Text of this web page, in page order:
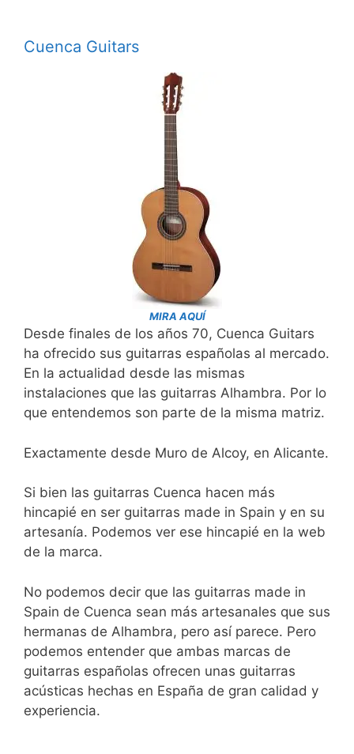
Cuenca Guitars
MIRA AQUÍ
Desde finales de los años 70, Cuenca Guitars
ha ofrecido sus guitarras españolas al mercado.
En la actualidad desde las mismas
instalaciones que las guitarras Alhambra. Por lo
que entendemos son parte de la misma matriz.
Exactamente desde Muro de Alcoy, en Alicante.
Si bien las guitarras Cuenca hacen más
hincapié en ser guitarras made in Spain y en su
artesanía. Podemos ver ese hincapié en la web
de la marca.
No podemos decir que las guitarras made in
Spain de Cuenca sean más artesanales que sus
hermanas de Alhambra, pero así parece. Pero
podemos entender que ambas marcas de
guitarras españolas ofrecen unas guitarras
acústicas hechas en España de gran calidad y
experiencia.